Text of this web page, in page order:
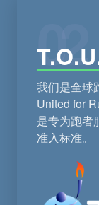
02
我们是全球
United for
是专为跑者
准入标准。